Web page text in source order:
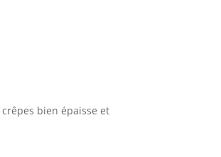
bien épaisse et